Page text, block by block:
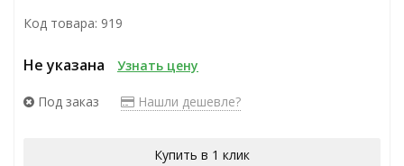
Код товара: 919
Не указана Узнать цену
Под заказ Нашли дешевле?
Купить в 1 клик